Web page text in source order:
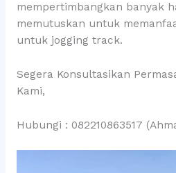
mempertimbangkan banyak
memutuskan untuk
untuk jogging track.
Segera Konsultasikan
Kami,
Hubungi : 082210863517